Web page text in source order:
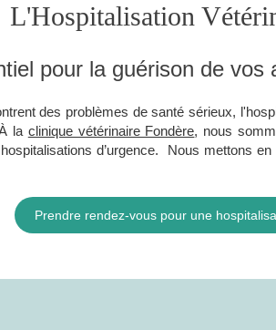
L'Hospitalisation
pour la guérison de vos
des problèmes de santé sérieux,
la clinique vétérinaire Fondère, nous
d’urgence. Nous mettons
Prendre rendez-vous pour une